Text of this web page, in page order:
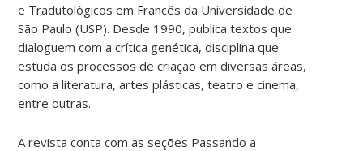
e Tradutológicos em Francês da Universidade de
São Paulo (USP). Desde 1990, publica textos que
dialoguem com a crítica genética, disciplina que
estuda os processos de criação em diversas áreas,
como a literatura, artes plásticas, teatro e cinema,
entre outras.
A revista conta com as seções Passando a